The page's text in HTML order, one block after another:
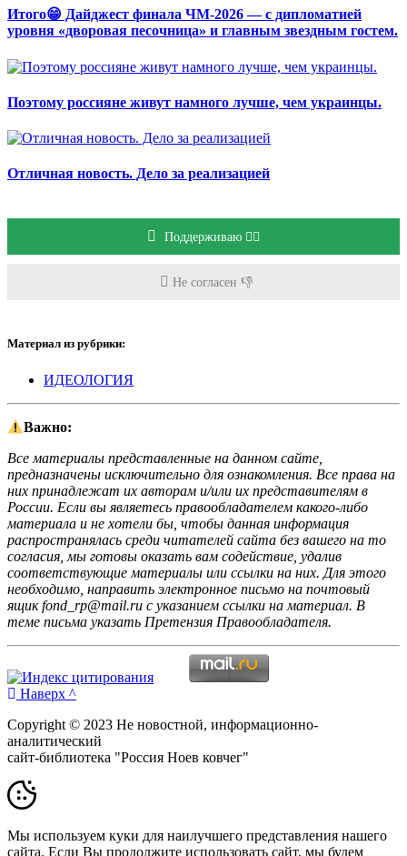
Итого😁 Дайджест финала ЧМ-2026 — с дипломатией
уровня «дворовая песочница» и главным звездным гостем.
Поэтому россияне живут намного лучше, чем украинцы.
Отличная новость. Дело за реализацией
Поддерживаю 👍🏻
Не согласен 👎
Материал из рубрики:
ИДЕОЛОГИЯ
Важно:
Все материалы представленные на данном сайте,
предназначены исключительно для ознакомления. Все права на
них принадлежат их авторам и/или их представителям в
России. Если вы являетесь правообладателем какого-либо
материала и не хотели бы, чтобы данная информация
распространялась среди читателей сайта без вашего на то
согласия, мы готовы оказать вам содействие, удалив
соответствующие материалы или ссылки на них. Для этого
необходимо, направить электронное письмо на почтовый
ящик fond_rp@mail.ru с указанием ссылки на материал. В
теме письма указать Претензия Правообладателя.
Наверх ^
Copyright © 2023 Не новостной, информационно-
аналитический
сайт-библиотека "Россия Ноев ковчег"
Мы используем куки для наилучшего представления нашего
сайта. Если Вы продолжите использовать сайт, мы будем